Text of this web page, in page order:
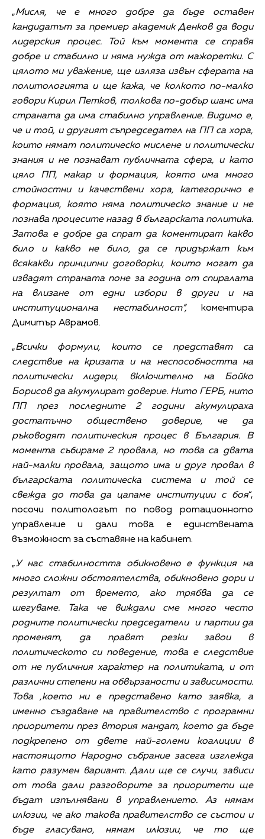
„Мисля, че е много добре да бъде оставен
кандидатът за премиер академик Денков да води
лидерския процес. Той към момента се справя
добре и стабилно и няма нужда от мажоретки. С
цялото ми уважение, ще изляза извън сферата на
политологията и ще кажа, че колкото по-малко
говори Кирил Петков, толкова по-добър шанс има
страната да има стабилно управление. Видимо е,
че и той, и другият съпредседател на ПП са хора,
които нямат политическо мислене и политически
знания и не познават публичната сфера, и като
цяло ПП, макар и формация, която има много
стойностни и качествени хора, категорично е
формация, която няма политическо знание и не
познава процесите назад в българската политика.
Затова е добре да спрат да коментират какво
било и какво не било, да се придържат към
всякакви принципни договорки, които могат да
извадят страната поне за година от спиралата
на влизане от едни избори в други и на
институционална нестабилност“,коментира
Димитър Аврамов.
„Всички формули, които се представят са
следствие на кризата и на неспособността на
политически лидери, включително на Бойко
Борисов да акумулират доверие. Нито ГЕРБ, нито
ПП през последните 2 години акумулираха
достатъчно обществено доверие, че да
ръководят политическия процес в България. В
момента събираме 2 провала, но това са двата
най-малки провала, защото има и друг провал в
българската политическа система и той се
свежда до това да цапаме институции с боя“,
посочи политологът по повод ротационното
управление и дали това е единствената
възможност за съставяне на кабинет.
„У нас стабилността обикновено е функция на
много сложни обстоятелства, обикновено дори и
резултат от времето, ако трябва да се
шегуваме. Така че виждали сме много често
родните политически председатели и партии да
променят, да правят резки завои в
политическото си поведение, това е следствие
от не публичния характер на политиката, и от
различни степени на обвързаности и зависимости.
Това ,което ни е представено като заявка, а
именно създаване на правителство с програмни
приоритети през втория мандат, което да бъде
подкрепено от двете най-големи коалиции в
настоящото Народно събрание засега изглежда
като разумен вариант. Дали ще се случи, зависи
от това дали разговорите за приоритети ще
бъдат изпълнявани в управлението. Аз нямам
илюзии, че ако такова правителство се състои и
бъде гласувано, нямам илюзии, че то ще